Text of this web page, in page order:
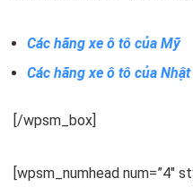
Các hãng xe ô tô của Mỹ
Các hãng xe ô tô của Nhật
[/wpsm_box]
[wpsm_numhead num=”4″